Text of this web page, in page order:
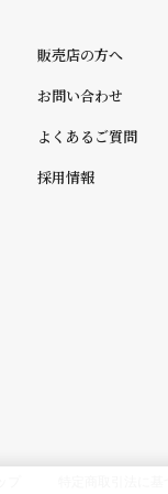
販売店の方へ
お問い合わせ
よくあるご質問
採用情報